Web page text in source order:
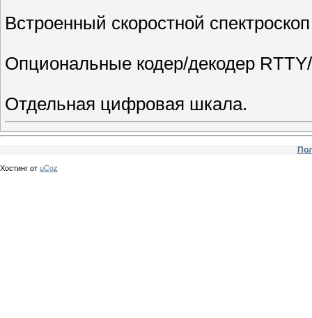
Встроенный скоростной
Опциональные кодер/декодер
Отдельная цифровая шкала.
Хостинг от uCoz